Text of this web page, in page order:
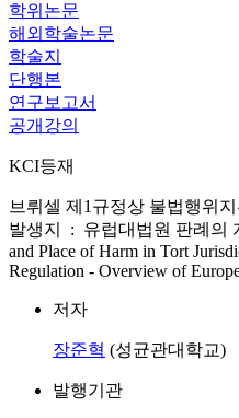
학위논문
해외학술논문
학술지
단행본
연구보고서
공개강의
KCI등재
브뤼셀 제1규정상 불법행위
발생지 : 유럽대법원 판례의
and Place of Harm in Tort
Regulation - Overview of
저자
장준혁 (성균관대학교)
발행기관